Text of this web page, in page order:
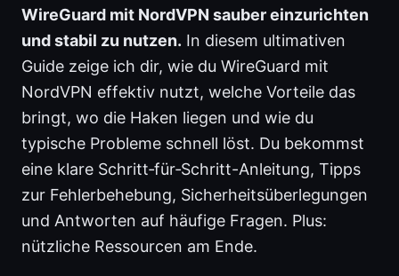
WireGuard mit NordVPN sauber einzurichten
und stabil zu nutzen. In diesem ultimativen
Guide zeige ich dir, wie du WireGuard mit
NordVPN effektiv nutzt, welche Vorteile das
bringt, wo die Haken liegen und wie du
typische Probleme schnell löst. Du bekommst
eine klare Schritt‑für‑Schritt-Anleitung, Tipps
zur Fehlerbehebung, Sicherheitsüberlegungen
und Antworten auf häufige Fragen. Plus:
nützliche Ressourcen am Ende.